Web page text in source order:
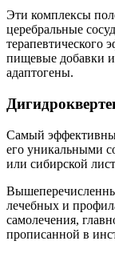
Эти комплексы
церебральные
терапевтического
пищевые добавки
адаптогены.
Самый
его уникальными
или сибирской
лечебных и
самолечения,
прописанной в